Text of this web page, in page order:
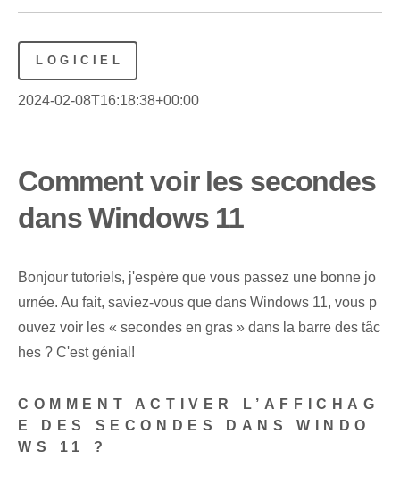
LOGICIEL
2024-02-08T16:18:38+00:00
Comment voir les secondes
dans Windows 11
Bonjour tutoriels, j'espère que vous passez une bonne jo
urnée. Au fait, saviez-vous que dans Windows 11, vous p
ouvez voir les « secondes en gras » dans la barre des tâc
hes ? C'est génial!
COMMENT ACTIVER L’AFFICHAG
E DES SECONDES DANS WINDO
WS 11 ?